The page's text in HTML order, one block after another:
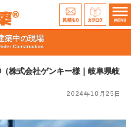
築中の現場
Construction
株式会社ゲンキー様｜岐阜県岐
2024年10月25日